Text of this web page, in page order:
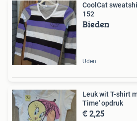
CoolCat
152
Bieden
Uden
Leuk wit T-shirt
Time' opdruk
€ 2,25